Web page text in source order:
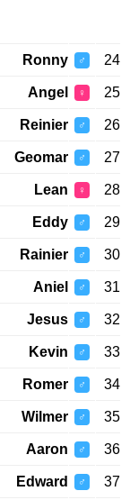
24
♂
Ronny
25
♀
Angel
26
♂
Reinier
27
♂
Geomar
28
♀
Lean
29
♂
Eddy
30
♂
Rainier
31
♂
Aniel
32
♂
Jesus
33
♂
Kevin
34
♂
Romer
35
♂
Wilmer
36
♂
Aaron
37
♂
Edward